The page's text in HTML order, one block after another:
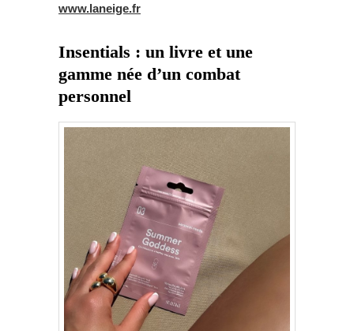
www.laneige.fr
Insentials : un livre et une
gamme née d’un combat
personnel